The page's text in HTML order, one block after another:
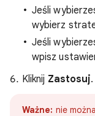
Jeśli
wybierz
Jeśli
wpisz
Kliknij Zastosuj.
Ważne: nie